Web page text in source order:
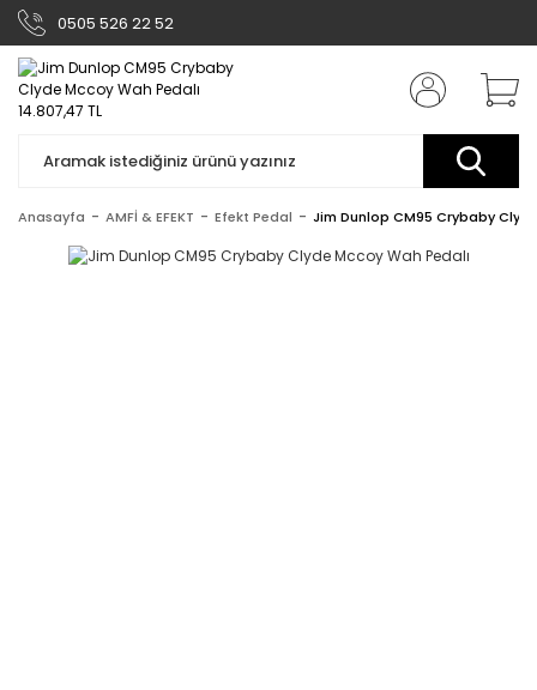
0505 526 22 52
Anasayfa AMFİ & EFEKT Efekt Pedal Jim Dunlop CM95 Crybaby